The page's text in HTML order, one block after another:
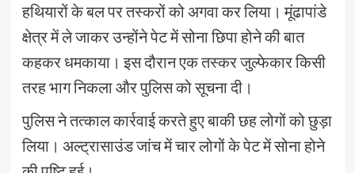
हथियारों के बल पर तस्करों को अगवा कर लिया। मूंढापांडे
क्षेत्र में ले जाकर उन्होंने पेट में सोना छिपा होने की बात
कहकर धमकाया। इस दौरान एक तस्कर जुल्फेकार किसी
तरह भाग निकला और पुलिस को सूचना दी।
पुलिस ने तत्काल कार्रवाई करते हुए बाकी छह लोगों को छुड़ा
लिया। अल्ट्रासाउंड जांच में चार लोगों के पेट में सोना होने